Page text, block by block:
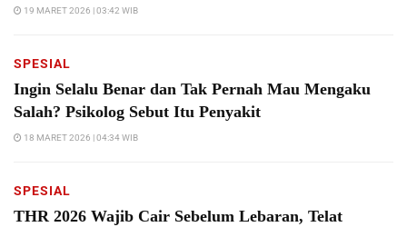
19 MARET 2026 | 03:42 WIB
SPESIAL
Ingin Selalu Benar dan Tak Pernah Mau Mengaku
Salah? Psikolog Sebut Itu Penyakit
18 MARET 2026 | 04:34 WIB
SPESIAL
THR 2026 Wajib Cair Sebelum Lebaran, Telat